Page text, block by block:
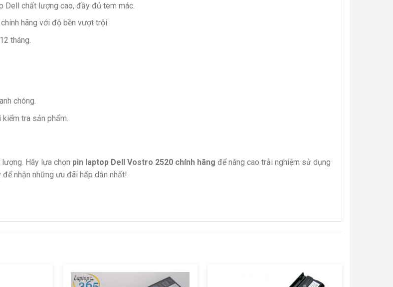
Dell chất lượng cao, đầy đủ tem mác.
hãng với độ bền vượt trội.
tháng.
chóng.
tra sản phẩm.
Hãy lựa chọn pin laptop Dell Vostro 2520 chính hãng để nâng cao trải nghiệm sử dụng
nhận những ưu đãi hấp dẫn nhất!